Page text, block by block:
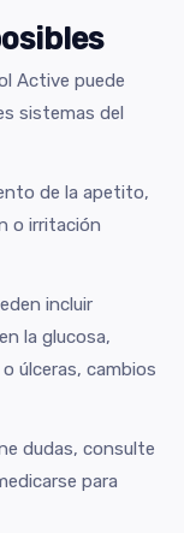
Active puede
sistemas del
de la apetito,
o irritación
incluir
la glucosa,
úlceras, cambios
dudas, consulte
para